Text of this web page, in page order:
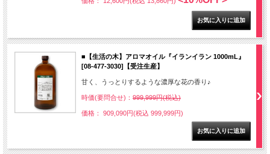
■【生活の木】アロマオイル『イランイラン 1000mL』
[08-477-3030]【受注生産】
甘く、うっとりするような濃厚な花の香り♪
時価(要問合せ)： 999,999円(税込)
価格： 909,090円(税込 999,999円)